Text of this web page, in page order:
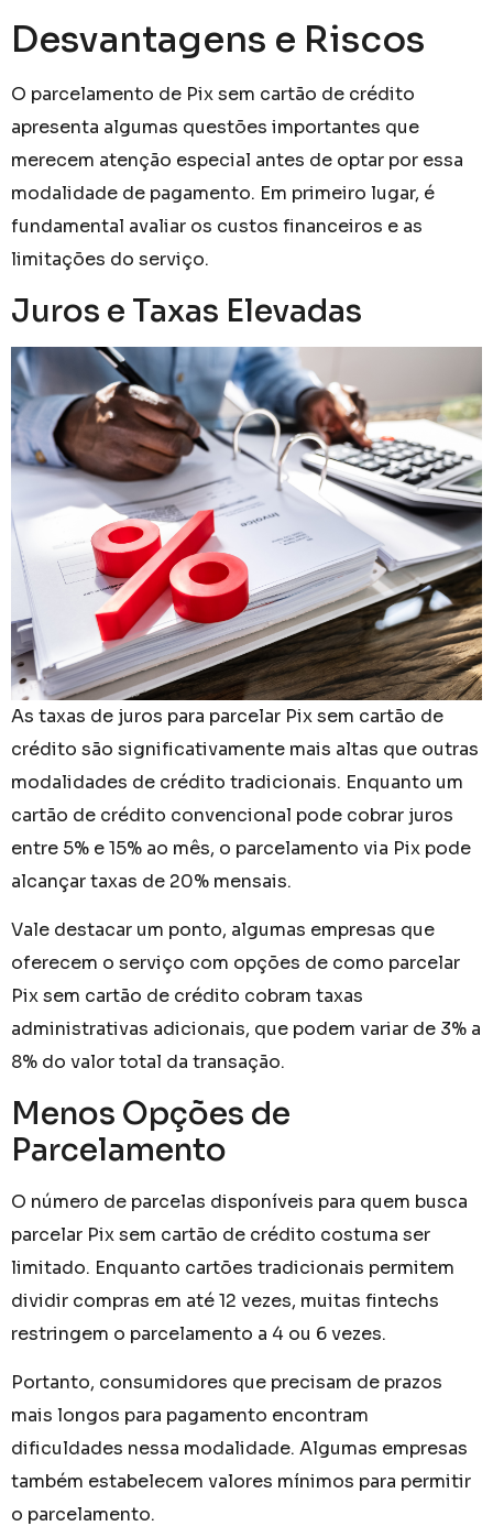
Desvantagens e Riscos
O parcelamento de Pix sem cartão de crédito
apresenta algumas questões importantes que
merecem atenção especial antes de optar por essa
modalidade de pagamento. Em primeiro lugar, é
fundamental avaliar os custos financeiros e as
limitações do serviço.
Juros e Taxas Elevadas
As taxas de juros para parcelar Pix sem cartão de
crédito são significativamente mais altas que outras
modalidades de crédito tradicionais. Enquanto um
cartão de crédito convencional pode cobrar juros
entre 5% e 15% ao mês, o parcelamento via Pix pode
alcançar taxas de 20% mensais.
Vale destacar um ponto, algumas empresas que
oferecem o serviço com opções de como parcelar
Pix sem cartão de crédito cobram taxas
administrativas adicionais, que podem variar de 3% a
8% do valor total da transação.
Menos Opções de
Parcelamento
O número de parcelas disponíveis para quem busca
parcelar Pix sem cartão de crédito costuma ser
limitado. Enquanto cartões tradicionais permitem
dividir compras em até 12 vezes, muitas fintechs
restringem o parcelamento a 4 ou 6 vezes.
Portanto, consumidores que precisam de prazos
mais longos para pagamento encontram
dificuldades nessa modalidade. Algumas empresas
também estabelecem valores mínimos para permitir
o parcelamento.